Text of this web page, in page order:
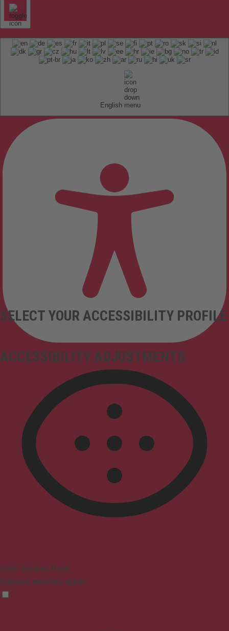
English
ACCESSIBILITY ADJUSTMENTS
SELECT YOUR ACCESSIBILITY PROFILE
Vision Impaired Mode
Enhances website's visuals